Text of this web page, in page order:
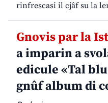
rinfrescasi il cjâf su la
Gnovis par la
a imparin a
edicule «Tal
gnûf album di